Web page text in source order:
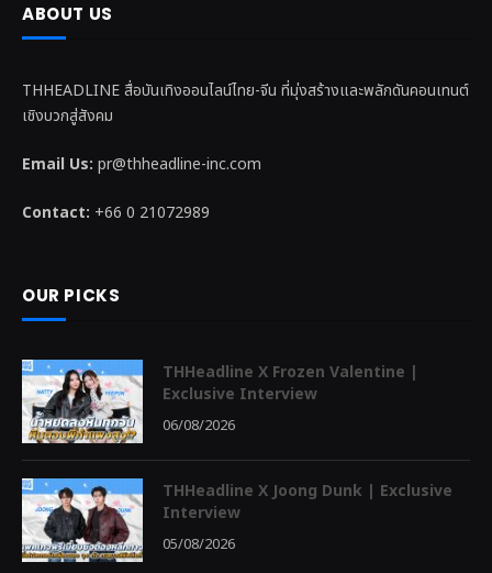
ABOUT US
THHEADLINE สื่อบันเทิงออนไลน์ไทย-จีน ที่มุ่งสร้างและพลักดันคอนเทนต์
เชิงบวกสู่สังคม
Email Us: pr@thheadline-inc.com
Contact: +66 0 21072989
OUR PICKS
THHeadline X Frozen Valentine |
Exclusive Interview
06/08/2026
THHeadline X Joong Dunk | Exclusive
Interview
05/08/2026